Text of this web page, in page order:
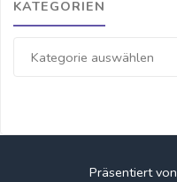
KATEGORIEN
Präsentiert von